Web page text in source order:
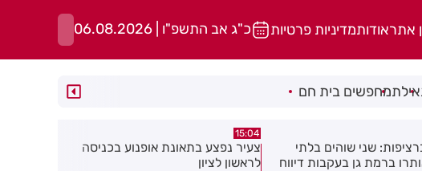
אתראודותמדיניות פרטיות כ"ג אב התשפ"ו | 06.08.2026
אילתמחפשים בית חם
בתאונת אופנוע בכניסה
14:52
כתב אישום נגד תושבת בת ים
בעקבות התעללות בפעוטות בגן בתל